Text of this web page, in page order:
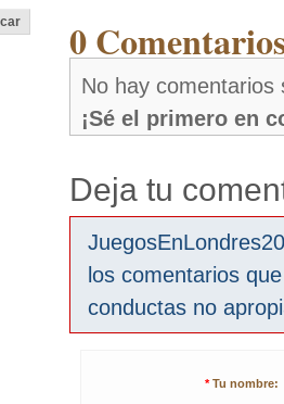
0
No hay comentarios
¡Sé el primero en
Deja tu
los comentarios
conductas no
* Tu nombre: